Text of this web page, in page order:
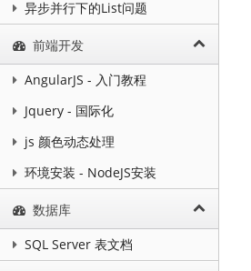
异步并行下的List问题
前端开发
AngularJS - 入门教程
Jquery - 国际化
js 颜色动态处理
环境安装 - NodeJS安装
数据库
SQL Server 表文档